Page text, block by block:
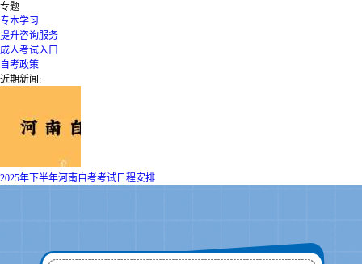
专题
专本学习
提升咨询服务
成人考试入口
自考政策
近期新闻:
2025年下半年河南自考考试日程安排